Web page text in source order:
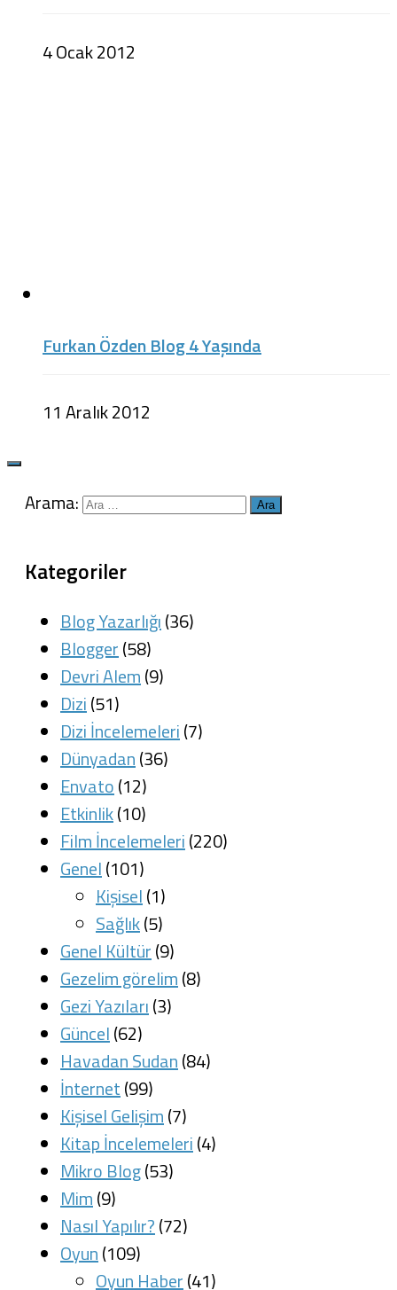
4 Ocak 2012
Furkan Özden Blog 4 Yaşında
11 Aralık 2012
Arama:
Kategoriler
Blog Yazarlığı(36)
Blogger(58)
Devri Alem(9)
Dizi(51)
Dizi İncelemeleri(7)
Dünyadan(36)
Envato(12)
Etkinlik(10)
Film İncelemeleri(220)
Genel(101)
Kişisel(1)
Sağlık(5)
Genel Kültür(9)
Gezelim görelim(8)
Gezi Yazıları(3)
Güncel(62)
Havadan Sudan(84)
İnternet(99)
Kişisel Gelişim(7)
Kitap İncelemeleri(4)
Mikro Blog(53)
Mim(9)
Nasıl Yapılır?(72)
Oyun(109)
Oyun Haber(41)